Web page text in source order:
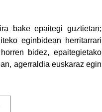
bake epaitegi guztietan;
eginbidean herritarrari
bidez, epaitegietako
agerraldia euskaraz egin